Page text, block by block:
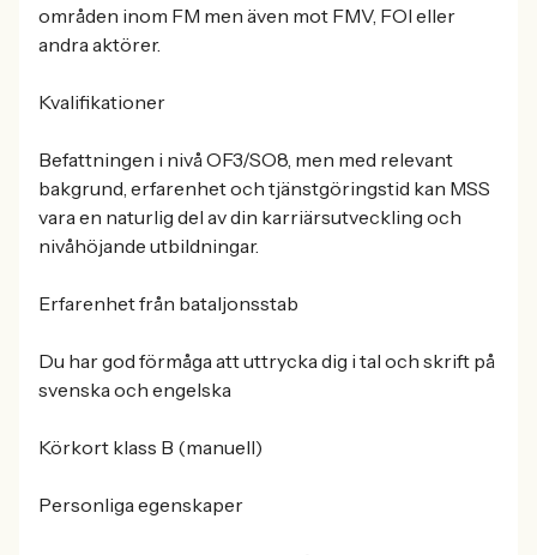
områden inom FM men även mot FMV, FOI eller
andra aktörer.
Kvalifikationer
Befattningen i nivå OF3/SO8, men med relevant
bakgrund, erfarenhet och tjänstgöringstid kan MSS
vara en naturlig del av din karriärsutveckling och
nivåhöjande utbildningar.
Erfarenhet från bataljonsstab
Du har god förmåga att uttrycka dig i tal och skrift på
svenska och engelska
Körkort klass B (manuell)
Personliga egenskaper